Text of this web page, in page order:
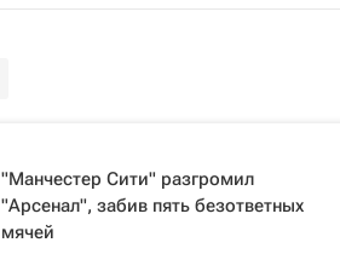
"Манчестер Сити" разгромил
"Арсенал", забив пять безответных
мячей